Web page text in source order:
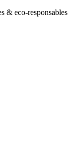
& eco-responsables